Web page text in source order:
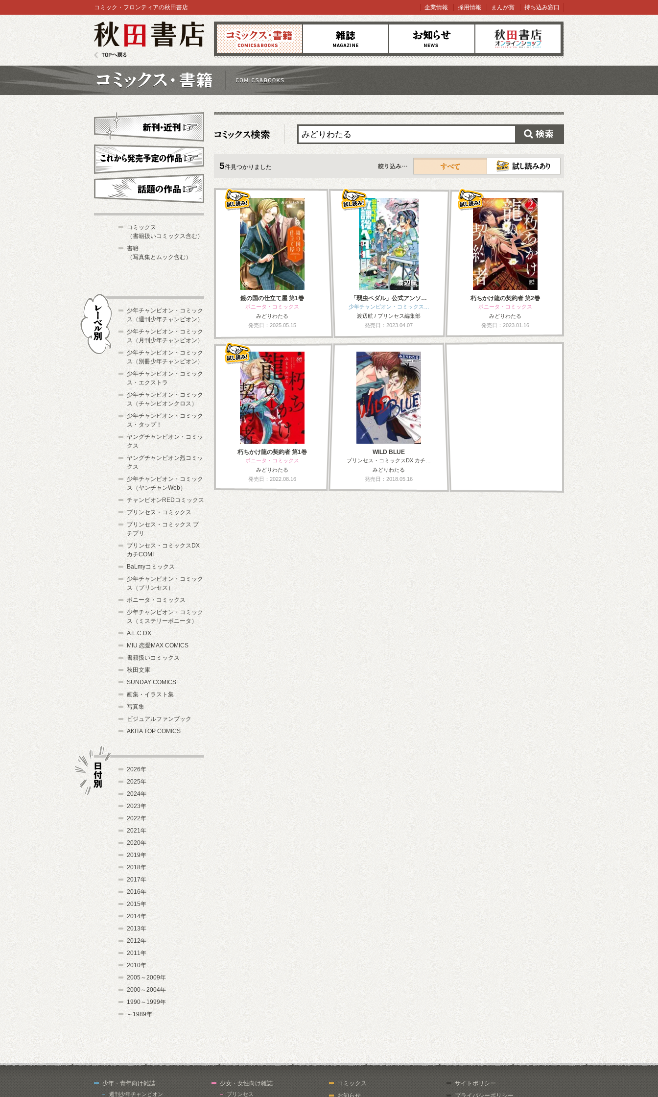
コミックス 雑誌 お知らせ オンラインショップ
コミック・フロンティアの秋田書店 企業情報 採用情報 まんが賞 持ち込み窓口
5件見つかりました
すべて
鏡の国の仕立て屋 第1巻
ボニータ・コミックス
みどりわたる
発売日：2025.05.15
「弱虫ペダル」公式アンソ…
少年チャンピオン・コミックス…
渡辺航 / プリンセス編集部
発売日：2023.04.07
朽ちかけ龍の契約者 第2巻
ボニータ・コミックス
みどりわたる
発売日：2023.01.16
朽ちかけ龍の契約者 第1巻
ボニータ・コミックス
みどりわたる
発売日：2022.08.16
WILD BLUE
プリンセス・コミックスDX カチ…
みどりわたる
発売日：2018.05.16
新刊・近刊
これから発売予定
コミックス
（書籍扱いコミックス含む）
書籍
（写真集とムック含む）
少年チャンピオン・コミック
ス（週刊少年チャンピオン）
少年チャンピオン・コミック
ス（月刊少年チャンピオン）
少年チャンピオン・コミック
ス（別冊少年チャンピオン）
少年チャンピオン・コミック
ス・エクストラ
少年チャンピオン・コミック
ス（チャンピオンクロス）
少年チャンピオン・コミック
ス・タップ！
ヤングチャンピオン・コミッ
クス
ヤングチャンピオン烈コミッ
クス
少年チャンピオン・コミック
ス（ヤンチャンWeb）
チャンピオンREDコミックス
プリンセス・コミックス
プリンセス・コミックス プ
チプリ
プリンセス・コミックスDX
カチCOMI
BaLmyコミックス
少年チャンピオン・コミック
ス（プリンセス）
ボニータ・コミックス
少年チャンピオン・コミック
ス（ミステリーボニータ）
A.L.C.DX
MIU 恋愛MAX COMICS
書籍扱いコミックス
秋田文庫
SUNDAY COMICS
画集・イラスト集
写真集
ビジュアルファンブック
AKITA TOP COMICS
2026年
2025年
2024年
2023年
2022年
2021年
2020年
2019年
2018年
2017年
2016年
2015年
2014年
2013年
2012年
2011年
2010年
2005～2009年
2000～2004年
1990～1999年
～1989年
少年・青年向け雑誌
週刊少年チャンピオン
少女・女性向け雑誌
プリンセス
コミックス
お知らせ
サイトポリシー
プライバシーポリシー